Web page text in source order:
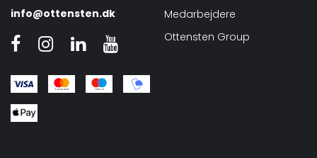
info@ottensten.dk
Medarbejdere
Ottensten Group